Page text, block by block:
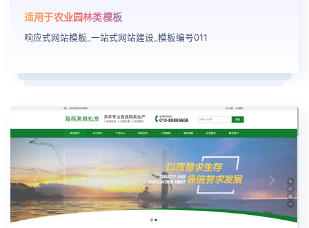
适用于农业园林类模板
响应式网站模板_一站式网站建设_模板编号011